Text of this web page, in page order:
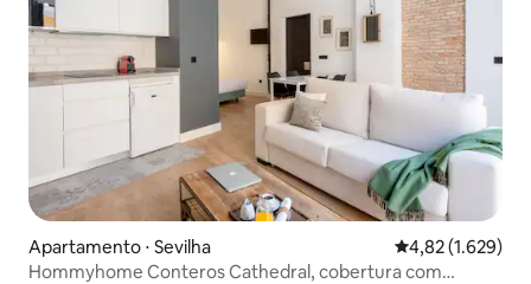
Apartamento ⋅ Sevilha 4,82 de uma
4,82 (1.629)
Hommyhome Conteros Cathedral, cobertura com